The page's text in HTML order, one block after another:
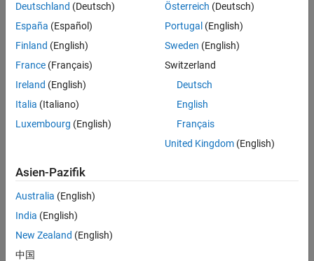
Sub ID a
Local variables that are completely in one parallel state shall be
defined in that state.
Custom Parameter
Not Applicable
Example — Correct
Local variables are defined in the parallel state being used in that
Deutschland (Deutsch)
España (Español)
Finland (English)
France (Français)
Ireland (English)
Italia (Italiano)
Luxembourg (English)
Österreich (Deutsch)
Portugal (English)
Sweden (English)
Switzerland
Deutsch
English
Français
United Kingdom(English)
Asien-Pazifik
Australia (English)
India (English)
New Zealand (English)
中国